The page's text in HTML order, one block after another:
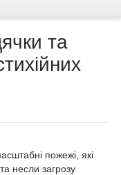
та
пожежі, які
несли загрозу